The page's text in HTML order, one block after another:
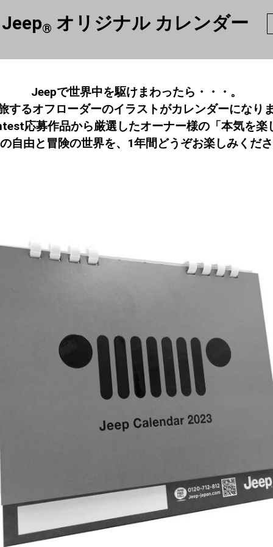
® オリジナル カレンダー
Jeepで世界中を駆けまわったら・・・。
するオフローダーのイラストがカレンダーになり
応募作品から厳選したオーナー様の「本気を楽
自由と冒険の世界を、1年間どうぞお楽しみくだ